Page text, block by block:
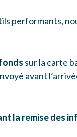
performants,
sur la carte
avant
la remise des